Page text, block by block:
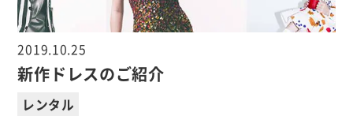
2019.10.25
新作ドレスのご紹介
レンタル